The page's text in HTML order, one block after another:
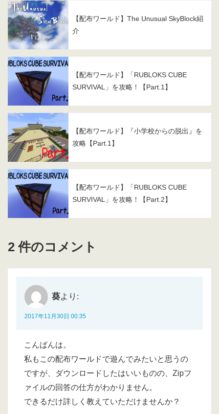
【配布ワールド】The Unusual SkyBlock紹
介
【配布ワールド】「RUBLOKS CUBE
SURVIVAL」を攻略！【Part.1】
【配布ワールド】『小学校からの脱出』を
攻略【Part.1】
【配布ワールド】「RUBLOKS CUBE
SURVIVAL」を攻略！【Part.2】
2 件のコメント
葵より:
2017年11月30日 00:35
こんばんは。
私もこの配布ワールドで遊んでみたいと思うの
ですが、ダウンロードしたはいいものの、Zipフ
ァイルの回答の仕方がわかりません。
できるだけ詳しく教えていただけませんか？